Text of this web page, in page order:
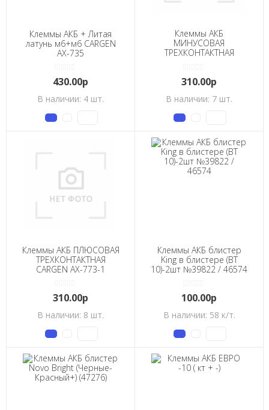
Клеммы АКБ + Литая
латунь м6+м6 CARGEN
АХ-735
430.00р
В наличии: 4 шт.
Клеммы АКБ
МИНУСОВАЯ
ТРЕХКОНТАКТНАЯ
310.00р
В наличии: 7 шт.
Клеммы АКБ ПЛЮСОВАЯ
ТРЕХКОНТАКТНАЯ
CARGEN АХ-773-1
310.00р
В наличии: 8 шт.
Клеммы АКБ блистер
King в блистере (ВТ
10)-2шт №39822 / 46574
100.00р
В наличии: 58 к/т.